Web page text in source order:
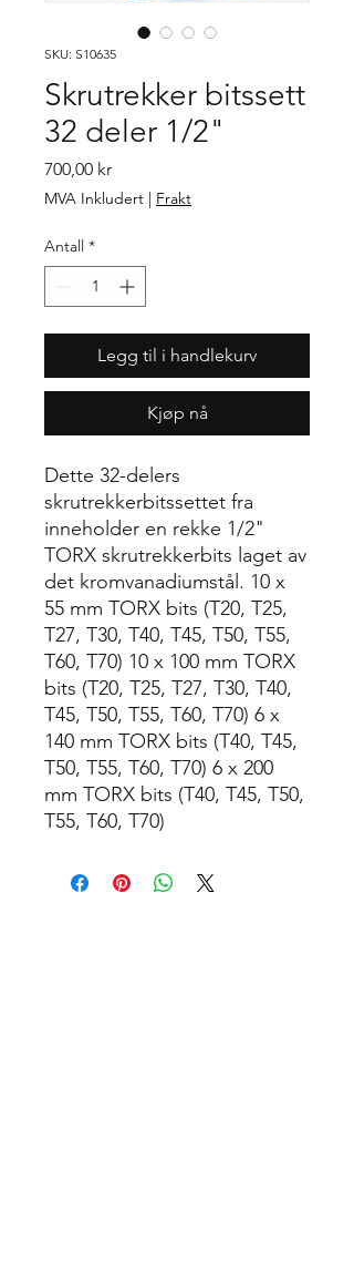
SKU: S10635
Skrutrekker bitssett
32 deler 1/2"
700,00 krPris
MVA Inkludert | Frakt
Antall *
Legg til i handlekurv
Kjøp nå
Dette 32-delers
skrutrekkerbitssettet fra
inneholder en rekke 1/2"
TORX skrutrekkerbits laget av
det kromvanadiumstål. 10 x
55 mm TORX bits (T20, T25,
T27, T30, T40, T45, T50, T55,
T60, T70) 10 x 100 mm TORX
bits (T20, T25, T27, T30, T40,
T45, T50, T55, T60, T70) 6 x
140 mm TORX bits (T40, T45,
T50, T55, T60, T70) 6 x 200
mm TORX bits (T40, T45, T50,
T55, T60, T70)